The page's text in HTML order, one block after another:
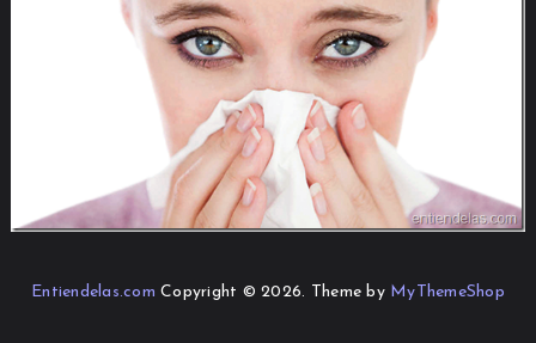
Entiendelas.com Copyright © 2026. Theme by MyThemeShop